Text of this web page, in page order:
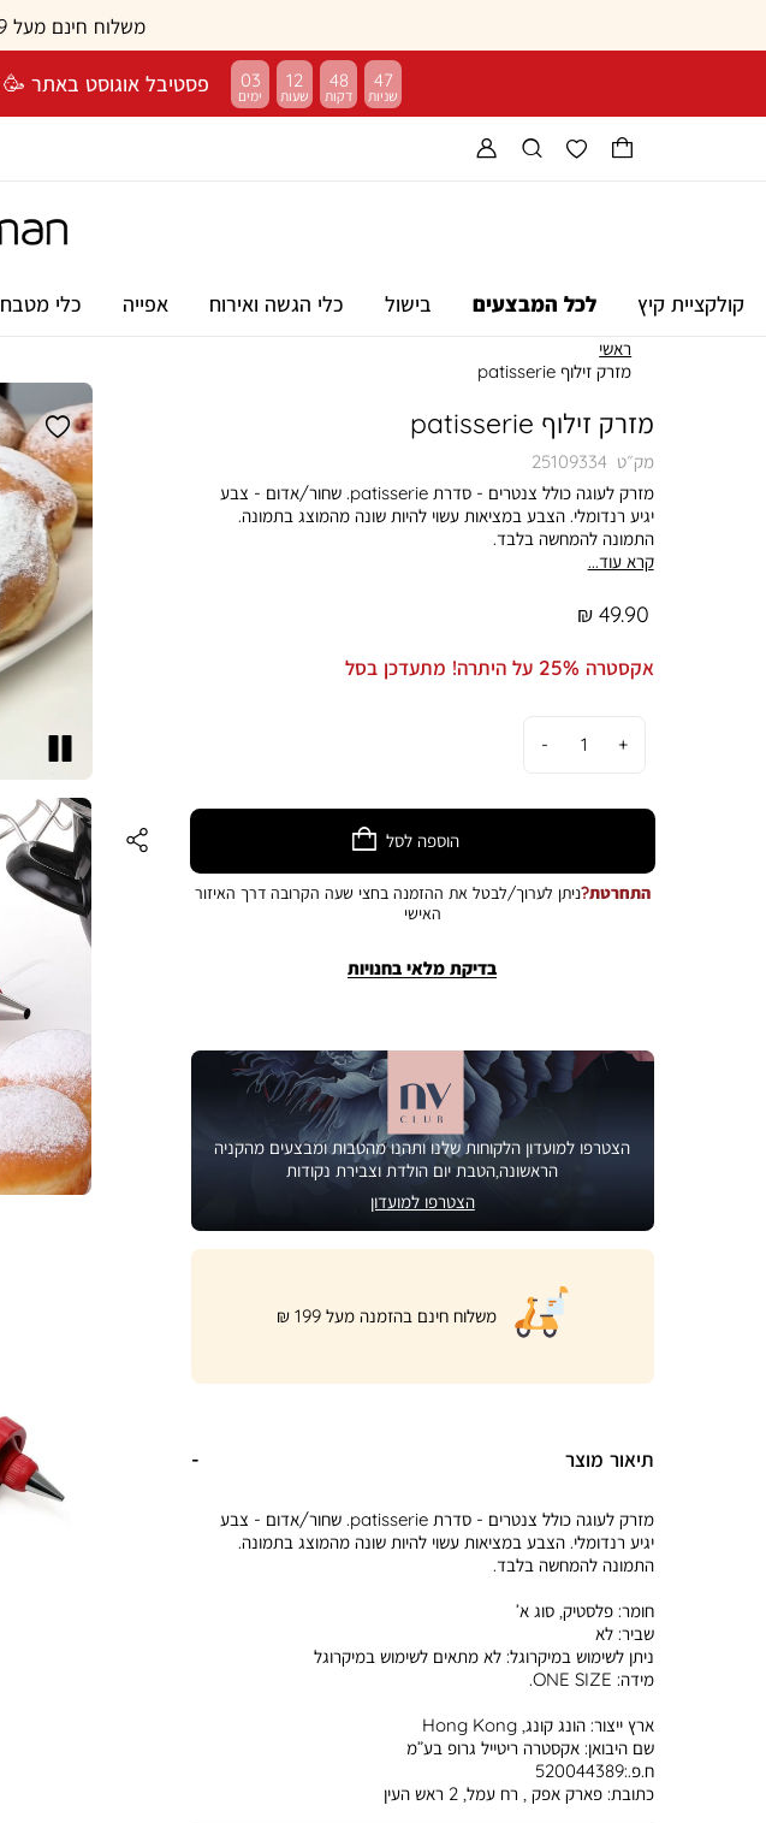
משלוח חינם מעל 249 ₪ | החזרות חינם בסניפים
פסטיבל אוגוסט באתר 🥳 50% הנחה + אקסטרה 25% על היתרה! 🎉 03 12 48 46
קולקציית קיץ לכל המבצעים בישול כלי הגשה ואירוח אפייה כלי מטבח
ראשי
מזרק זילוף patisserie
מזרק זילוף patisserie
מק״ט 25109334
מזרק לעוגה כולל צנטרים - סדרת patisserie. שחור/אדום - צבע
יגיע רנדומלי. הצבע במציאות עשוי להיות שונה מהמוצג בתמונה.
התמונה להמחשה בלבד.
קרא עוד...
מחיר
49.90 ₪
אקסטרה 25% על היתרה! מתעדכן בסל
הוספה לסל
התחרטת?ניתן לערוך/לבטל את ההזמנה בחצי שעה הקרובה דרך האיזור
האישי
בדיקת מלאי בחנויות
הצטרפו למועדון הלקוחות שלנו ותהנו מהטבות ומבצעים מהקניה
הראשונה,הטבת יום הולדת וצבירת נקודות
הצטרפו למועדון
|
product
page
banner
משלוח חינם בהזמנה מעל 199 ₪
תיאור מוצר
מזרק לעוגה כולל צנטרים - סדרת patisserie. שחור/אדום - צבע
יגיע רנדומלי. הצבע במציאות עשוי להיות שונה מהמוצג בתמונה.
התמונה להמחשה בלבד.
חומר:פלסטיק, סוג א’
שביר:לא
ניתן לשימוש במיקרוגל:לא מתאים לשימוש במיקרוגל
מידה: ONE SIZE.
ארץ ייצור:הונג קונג, Hong Kong
שם היבואן:אקסטרה ריטייל גרופ בע”מ
ח.פ.:520044389
כתובת:פארק אפק , רח עמל, 2 ראש העין